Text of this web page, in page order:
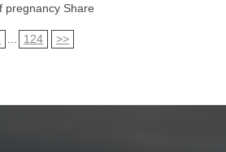
pregnancy Share
124 >>